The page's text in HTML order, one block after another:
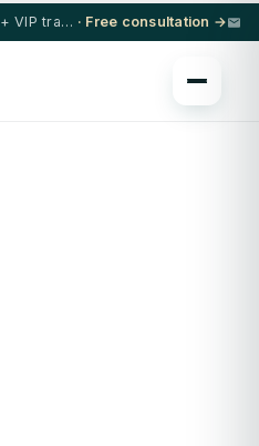
5★ hotel + VIP transfer on select procedures · Free consultation →